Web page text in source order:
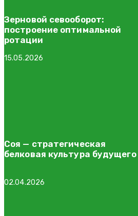
Зерновой севооборот:
построение оптимальной
ротации
15.05.2026
Соя — стратегическая
белковая культура будущего
02.04.2026